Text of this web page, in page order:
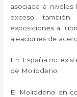
asociada a
exceso
exposiciones a
aleaciones de
En España no
de Molibdeno.
El Molibdeno en